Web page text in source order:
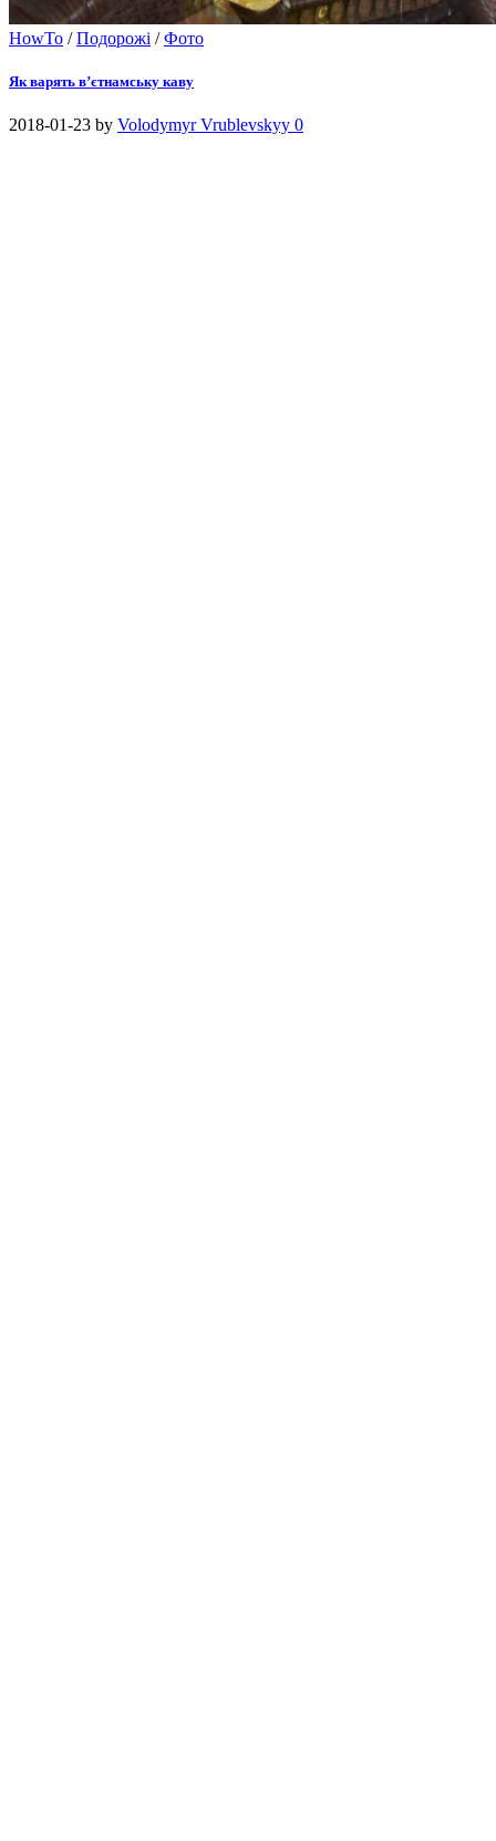
HowTo /Подорожі /Фото
Як варять в’єтнамську каву
2018-01-23 by Volodymyr Vrublevskyy 0